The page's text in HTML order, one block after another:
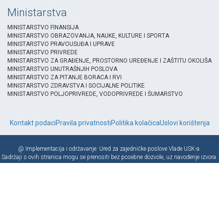
Ministarstva
MINISTARSTVO FINANSIJA
MINISTARSTVO OBRAZOVANJA, NAUKE, KULTURE I SPORTA
MINISTARSTVO PRAVOUSUĐA I UPRAVE
MINISTARSTVO PRIVREDE
MINISTARSTVO ZA GRAĐENJE, PROSTORNO UREĐENJE I ZAŠTITU OKOLIŠA
MINISTARSTVO UNUTRAŠNJIH POSLOVA
MINISTARSTVO ZA PITANJE BORACA I RVI
MINISTARSTVO ZDRAVSTVA I SOCIJALNE POLITIKE
MINISTARSTVO POLJOPRIVREDE, VODOPRIVREDE I ŠUMARSTVO
Kontakt podaciPravila privatnostiPolitika kolačicaUslovi korištenja
@ Implementacija i održavanje: Ured za zajedničke poslove Vlade USK-a.
Sadržaji s ovih stranica mogu se prenositi bez posebne dozvole, uz navođenje izvora.